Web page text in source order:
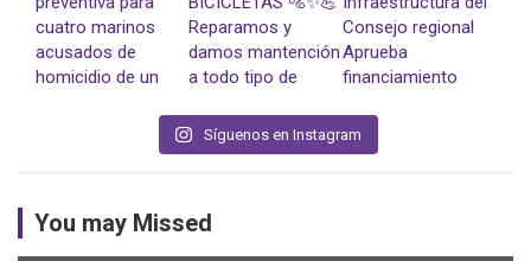
Síguenos en Instagram
You may Missed